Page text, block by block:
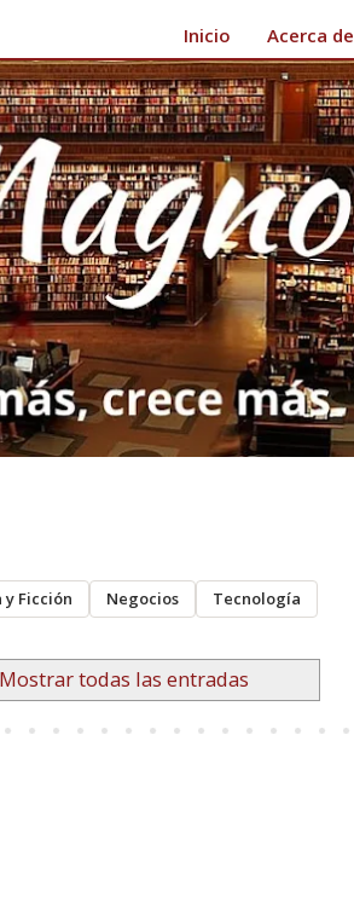
Inicio Acerca de
Ficción Negocios Tecnología
Mostrar todas las entradas